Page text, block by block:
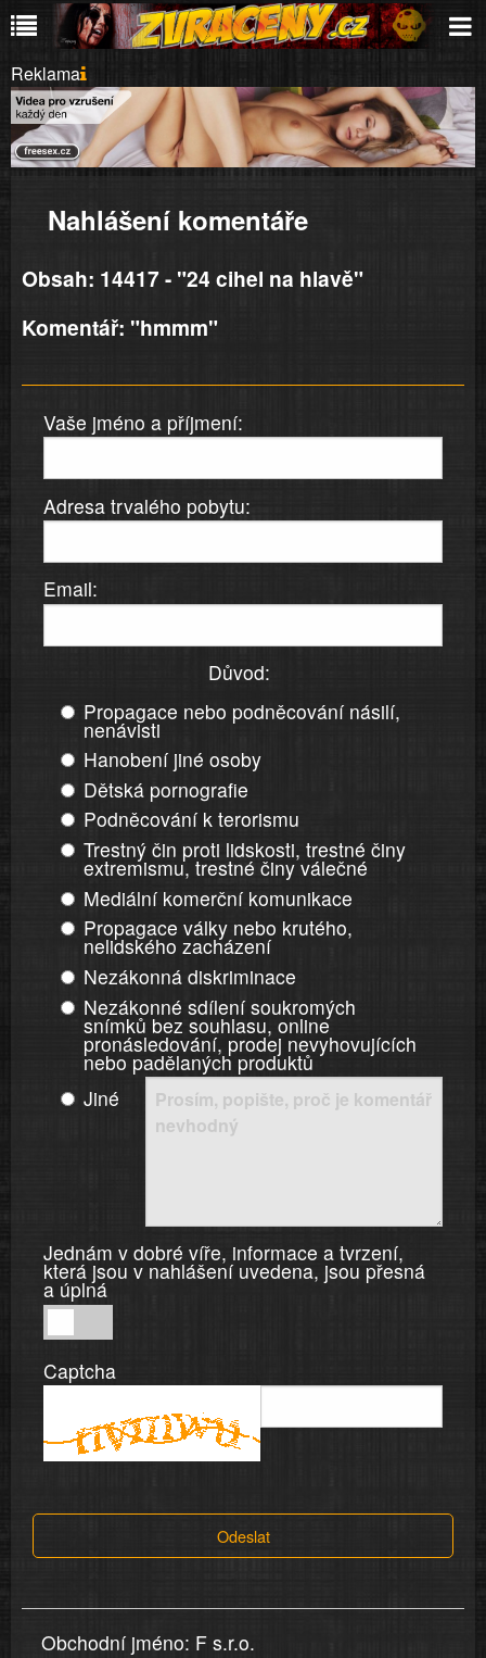
Reklama
Nahlášení komentáře
Obsah: 14417 - "24 cihel na hlavě"
Komentář: "hmmm"
Vaše jméno a příjmení:
Adresa trvalého pobytu:
Email:
Důvod:
Propagace nebo podněcování násilí,
nenávisti
Hanobení jiné osoby
Dětská pornografie
Podněcování k terorismu
Trestný čin proti lidskosti, trestné činy
extremismu, trestné činy válečné
Mediální komerční komunikace
Propagace války nebo krutého,
nelidského zacházení
Nezákonná diskriminace
Nezákonné sdílení soukromých
snímků bez souhlasu, online
pronásledování, prodej nevyhovujících
nebo padělaných produktů
Jiné
Jednám v dobré víře, informace a tvrzení,
která jsou v nahlášení uvedena, jsou přesná
a úplná
v
dobré
informace
v
uvedena,
jsou
Captcha
Odeslat
Obchodní jméno: F s.r.o.